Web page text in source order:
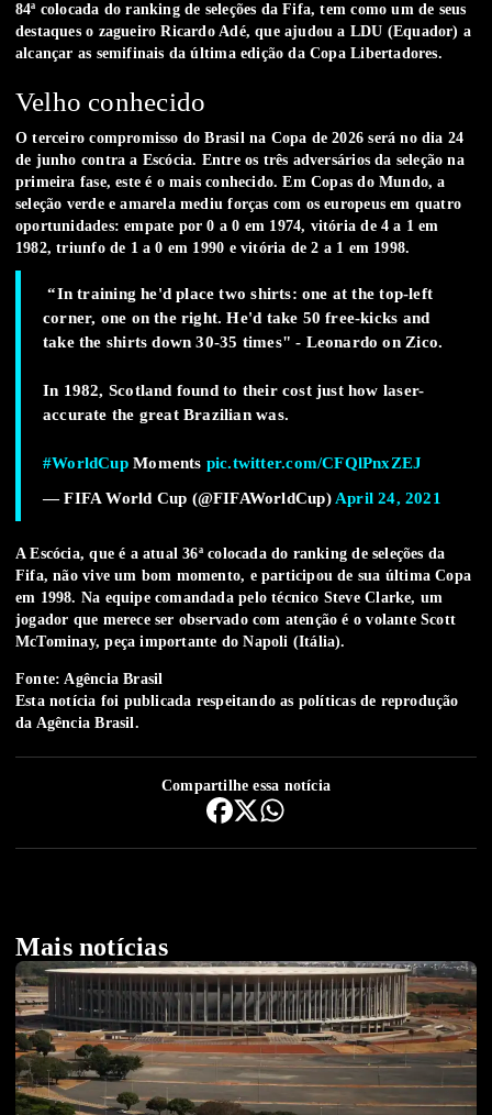
84ª colocada do ranking de seleções da Fifa, tem como um de seus
destaques o zagueiro Ricardo Adé, que ajudou a LDU (Equador) a
alcançar as semifinais da última edição da Copa Libertadores.
Velho conhecido
O terceiro compromisso do Brasil na Copa de 2026 será no dia 24
de junho contra a Escócia. Entre os três adversários da seleção na
primeira fase, este é o mais conhecido. Em Copas do Mundo, a
seleção verde e amarela mediu forças com os europeus em quatro
oportunidades: empate por 0 a 0 em 1974, vitória de 4 a 1 em
1982, triunfo de 1 a 0 em 1990 e vitória de 2 a 1 em 1998.
️ “In training he'd place two shirts: one at the top-left
corner, one on the right. He'd take 50 free-kicks and
take the shirts down 30-35 times" - Leonardo on Zico.
In 1982, Scotland found to their cost just how laser-
accurate the great Brazilian was.
#WorldCupMoments pic.twitter.com/CFQlPnxZEJ
— FIFA World Cup (@FIFAWorldCup)April 24, 2021
A Escócia, que é a atual 36ª colocada do ranking de seleções da
Fifa, não vive um bom momento, e participou de sua última Copa
em 1998. Na equipe comandada pelo técnico Steve Clarke, um
jogador que merece ser observado com atenção é o volante Scott
McTominay, peça importante do Napoli (Itália).
Fonte: Agência Brasil
Esta notícia foi publicada respeitando as políticas de reprodução
da Agência Brasil.
Compartilhe essa notícia
Mais notícias